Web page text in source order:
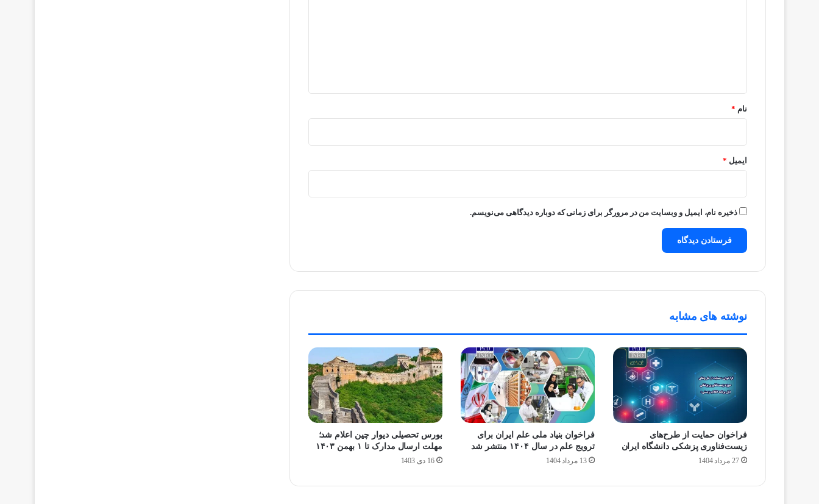
نام *
ایمیل *
ذخیره نام، ایمیل و وبسایت من در مرورگر برای زمانی که دوباره دیدگاهی می‌نویسم.
نوشته های مشابه
فراخوان حمایت از طرح‌های
زیست‌فناوری پزشکی دانشگاه ایران
27 مرداد 1404
فراخوان بنیاد ملی علم ایران برای
ترویج علم در سال ۱۴۰۴ منتشر شد
13 مرداد 1404
بورس تحصیلی دیوار چین اعلام شد؛
مهلت ارسال مدارک تا ۱ بهمن ۱۴۰۳
16 دی 1403